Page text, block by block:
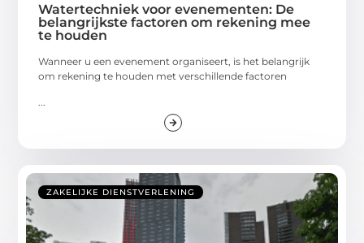
Watertechniek voor evenementen: De
belangrijkste factoren om rekening mee
te houden
Wanneer u een evenement organiseert, is het belangrijk
om rekening te houden met verschillende factoren
...
ZAKELIJKE DIENSTVERLENING